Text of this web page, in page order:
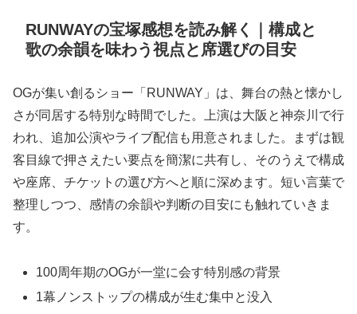
RUNWAYの宝塚感想を読み解く｜構成と
歌の余韻を味わう視点と席選びの目安
OGが集い創るショー「RUNWAY」は、舞台の熱と懐かし
さが同居する特別な時間でした。上演は大阪と神奈川で行
われ、追加公演やライブ配信も用意されました。まずは観
客目線で押さえたい要点を簡潔に共有し、そのうえで構成
や座席、チケットの選び方へと順に深めます。短い言葉で
整理しつつ、感情の余韻や判断の目安にも触れていきま
す。
100周年期のOGが一堂に会す特別感の背景
1幕ノンストップの構成が生む集中と没入